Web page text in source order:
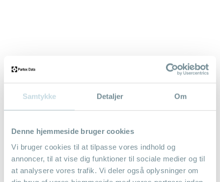
Samtykke Detaljer Om
Denne hjemmeside bruger cookies
Vi bruger cookies til at tilpasse vores indhold og
annoncer, til at vise dig funktioner til sociale medier og til
at analysere vores trafik. Vi deler også oplysninger om
Total IT-løsning – udviklet
specielt til flyttevognmænd
Med Easy@Move effektiviseres administration og styring af
flytteopgaver. Informationer genbruges i hele systemet, hvilket